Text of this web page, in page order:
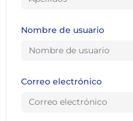
Nombre de usuario
Correo electrónico